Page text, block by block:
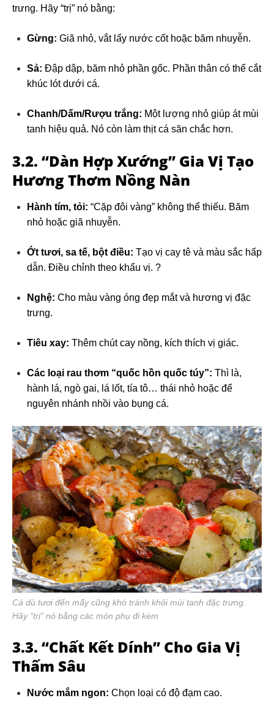
trưng. Hãy “trị” nó bằng:
Gừng: Giã nhỏ, vắt lấy nước cốt hoặc băm nhuyễn.
Sả: Đập dập, băm nhỏ phần gốc. Phần thân có thể cắt
khúc lót dưới cá.
Chanh/Dấm/Rượu trắng: Một lượng nhỏ giúp át mùi
tanh hiệu quả. Nó còn làm thịt cá săn chắc hơn.
3.2. “Dàn Hợp Xướng” Gia Vị Tạo
Hương Thơm Nồng Nàn
Hành tím, tỏi: “Cặp đôi vàng” không thể thiếu. Băm
nhỏ hoặc giã nhuyễn.
Ớt tươi, sa tế, bột điều: Tạo vị cay tê và màu sắc hấp
dẫn. Điều chỉnh theo khẩu vị. ?
Nghệ: Cho màu vàng óng đẹp mắt và hương vị đặc
trưng.
Tiêu xay: Thêm chút cay nồng, kích thích vị giác.
Các loại rau thơm “quốc hồn quốc túy”: Thì là,
hành lá, ngò gai, lá lốt, tía tô… thái nhỏ hoặc để
nguyên nhánh nhồi vào bụng cá.
Cá dù tươi đến mấy cũng khó tránh khỏi mùi tanh đặc trưng.
Hãy “trị” nó bằng các món phụ đi kèm
3.3. “Chất Kết Dính” Cho Gia Vị
Thấm Sâu
Nước mắm ngon: Chọn loại có độ đạm cao.